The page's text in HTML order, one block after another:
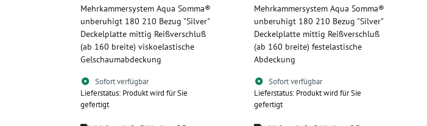
Mehrkammersystem Aqua Somma®
unberuhigt 180 210 Bezug "Silver"
Deckelplatte mittig Reißverschluß
(ab 160 breite) viskoelastische
Gelschaumabdeckung
Sofort verfügbar
Lieferstatus: Produkt wird für Sie
gefertigt
Mehrkammersystem Aqua Somma®
unberuhigt 180 210 Bezug "Silver"
Deckelplatte mittig Reißverschluß
(ab 160 breite) festelastische
Abdeckung
Sofort verfügbar
Lieferstatus: Produkt wird für Sie
gefertigt